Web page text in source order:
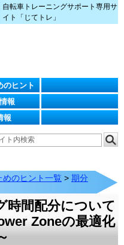
自転車トレーニングサポート専用サ
イト「じてトレ」
のヒント
報
報
めのヒント一覧 > 期分
時間配分について
Zoneの最適化